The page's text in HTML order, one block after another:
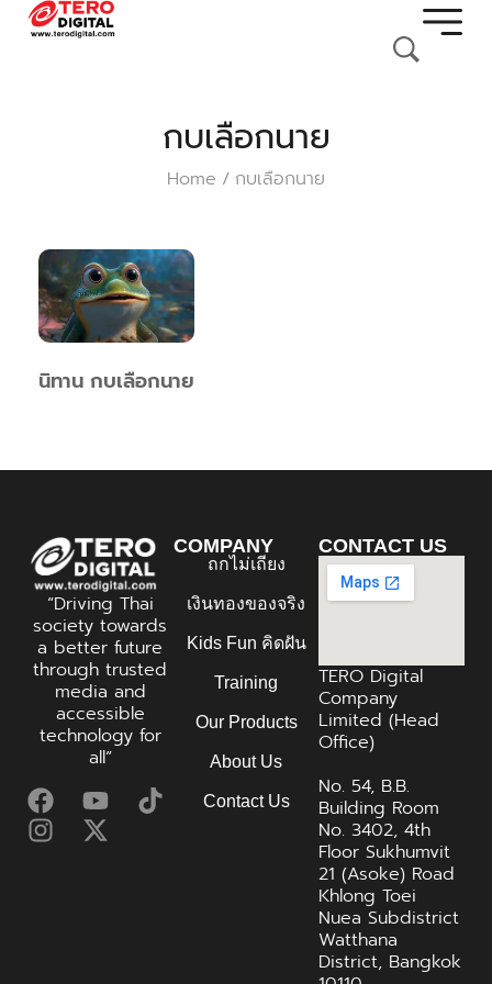
กบเลือกนาย
Home / กบเลือกนาย
นิทาน กบเลือกนาย
“Driving Thai
society towards
a better future
through trusted
media and
accessible
technology for
all”
COMPANY
ถกไม่เถียง
เงินทองของจริง
Kids Fun คิดฝัน
Training
Our Products
About Us
Contact Us
CONTACT US
TERO Digital
Company
Limited (Head
Office)
No. 54, B.B.
Building Room
No. 3402, 4th
Floor Sukhumvit
21 (Asoke) Road
Khlong Toei
Nuea Subdistrict
Watthana
District, Bangkok